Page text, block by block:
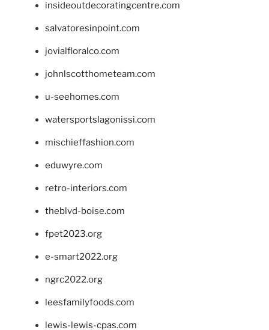
insideoutdecoratingcentre.com
salvatoresinpoint.com
jovialfloralco.com
johnlscotthometeam.com
u-seehomes.com
watersportslagonissi.com
mischieffashion.com
eduwyre.com
retro-interiors.com
theblvd-boise.com
fpet2023.org
e-smart2022.org
ngrc2022.org
leesfamilyfoods.com
lewis-lewis-cpas.com